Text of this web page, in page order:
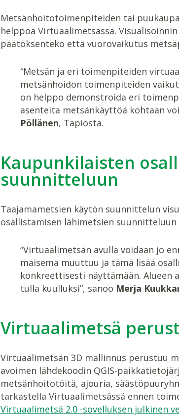
Metsänhoitotoimenpiteiden tai
helppoa Virtuaalimetsässä.
päätöksenteko että vuorovaikutus
“Metsän ja eri toimenpiteiden
metsänhoidon toimenpiteiden
on helppo demonstroida eri
asenteita metsänkäyttöä kohtaan
Pöllänen, Tapiosta.
Kaupunkilaisten
suunnitteluun
Taajamametsien käytön suunnittelun
osallistamisen lähimetsien suunnitteluun
“Virtuaalimetsän avulla voidaan jo
maisema muuttuu ja tämä lisää
konkreettisesti näyttämään. Alueen
tulla kuulluksi”, sanoo Merja
Virtuaalimetsä
Virtuaalimetsän 3D mallinnus perustuu
avoimen lähdekoodin QGIS-
metsänhoitotöitä, ajouria,
tarkastella Virtuaalimetsässä ennen
Virtuaalimetsä 2.0 -sovelluksen julkinen